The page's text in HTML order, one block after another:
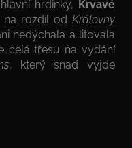
hrdinky, Krvavé
na rozdíl od Královny
nedýchala a litovala
celá třesu na vydání
, který snad vyjde